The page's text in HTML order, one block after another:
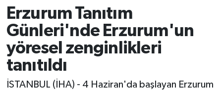
Erzurum Tanıtım
Günleri'nde Erzurum'un
yöresel zenginlikleri
tanıtıldı
İSTANBUL (İHA) - 4 Haziran'da başlayan Erzurum
Rize Jandarma Komutanlığı
Bilim Teknoloji
Bölge
Advertising news
Süper Lig Puan Durumu ve Fikstür
Tüm Manşetler
Son Dakika Haberleri
Haber Arşivi